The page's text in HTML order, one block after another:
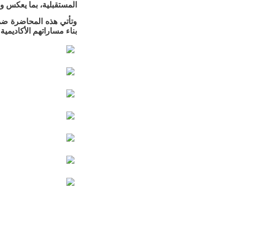
المستقبلية، بما يعكس
وتأتي هذه المحاضرة
بناء مساراتهم